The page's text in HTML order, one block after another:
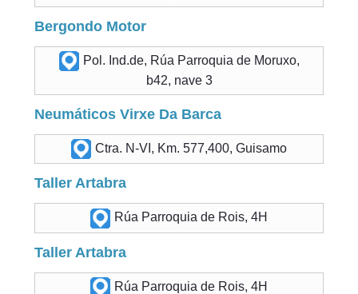
Bergondo Motor
Pol. Ind.de, Rúa Parroquia de Moruxo,
b42, nave 3
Neumáticos Virxe Da Barca
Ctra. N-VI, Km. 577,400, Guisamo
Taller Artabra
Rúa Parroquia de Rois, 4H
Taller Artabra
Rúa Parroquia de Rois, 4H